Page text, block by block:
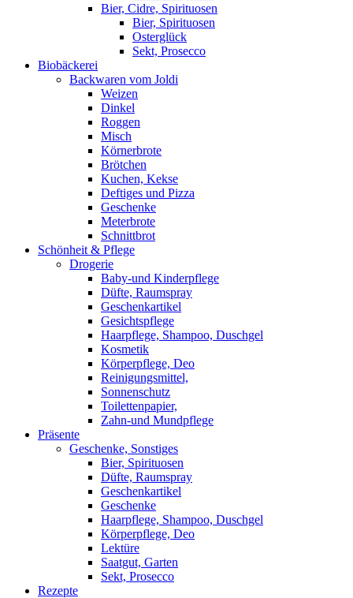
Bier, Cidre, Spirituosen
Bier, Spirituosen
Osterglück
Sekt, Prosecco
Biobäckerei
Backwaren vom Joldi
Weizen
Dinkel
Roggen
Misch
Körnerbrote
Brötchen
Kuchen, Kekse
Deftiges und Pizza
Geschenke
Meterbrote
Schnittbrot
Schönheit & Pflege
Drogerie
Baby-und Kinderpflege
Düfte, Raumspray
Geschenkartikel
Gesichtspflege
Haarpflege, Shampoo, Duschgel
Kosmetik
Körperpflege, Deo
Reinigungsmittel,
Sonnenschutz
Toilettenpapier,
Zahn-und Mundpflege
Präsente
Geschenke, Sonstiges
Bier, Spirituosen
Düfte, Raumspray
Geschenkartikel
Geschenke
Haarpflege, Shampoo, Duschgel
Körperpflege, Deo
Lektüre
Saatgut, Garten
Sekt, Prosecco
Rezepte